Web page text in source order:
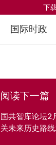
下
国际时政
阅读下一篇
国共智库论坛2
关未来历史路